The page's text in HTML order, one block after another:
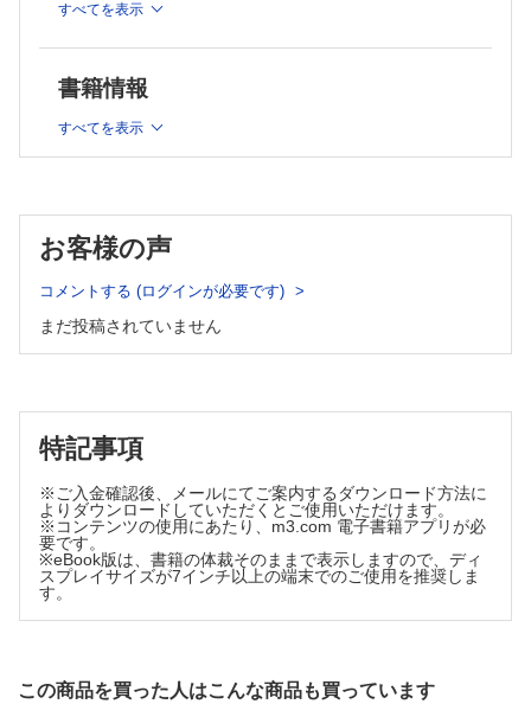
5. 漿膜下浮腫(急性肝炎)
B. 先天性疾患と炎症性疾患
1. 膵管癒合不全
2. 輪状膵
3. 急性膵炎
4. 慢性膵炎
8. 術後膵液漏
C. 囊胞性腫瘍
2. 膵管内乳頭粘液性腫瘍(IPMN)
3. 粘液性囊胞腫瘍(MCN)
6. その他の囊胞性病変
D. 充実性腫瘍
1. 総論
2. 通常型膵癌
3. 腺扁平上皮癌
4. 腺房細胞癌
5. 退形成性膵癌
6. IPMN 由来癌
7. 膵管内管状乳頭腫瘍(ITPN)
A. 正常像
9. 慢性膵炎による胆管狭窄
10. 術後胆管狭窄
12. 胆汁瘻(術後、外傷性)
13. 先天性胆道拡張症，膵・胆管合流異常
4. 肝内胆管癌
6. その他臓器癌による悪性胆道閉塞
D. その他の胆管疾患
1. 胆管内乳頭状腫瘍(IPNB)
3. 胆管神経内分泌腫瘍(胆管NEN)
4. 断端神経腫
5. Peribillary cyst
6. 胆道出血
7. Portal cavernoma cholangiopathy
Ⅲ 胆囊
A. 正常像
1. 胆囊結石
3. 胆囊炎
すべてを表示
書籍情報
すべてを表示
お客様の声
コメントする (ログインが必要です)
まだ投稿されていません
特記事項
※ご入金確認後、メールにてご案内するダウンロード方法に
よりダウンロードしていただくとご使用いただけます。
※コンテンツの使用にあたり、m3.com 電子書籍アプリが必
要です。
※eBook版は、書籍の体裁そのままで表示しますので、ディ
スプレイサイズが7インチ以上の端末でのご使用を推奨しま
す。
この商品を買った人はこんな商品も買っています